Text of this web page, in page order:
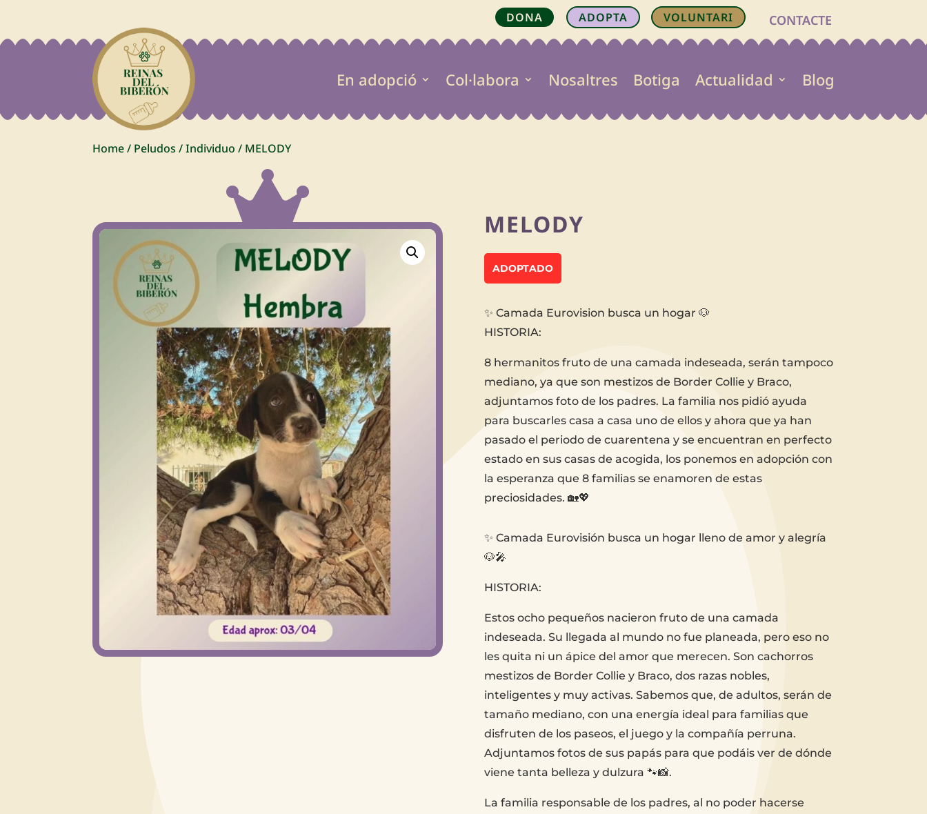
DONA ADOPTA VOLUNTARI CONTACTE
En adopció Col·labora Nosaltres Botiga Actualidad Blog
Home/ Peludos /Individuo / MELODY
 MELODY
ADOPTADO
✨ Camada Eurovision busca un hogar 🐶
HISTORIA:
8 hermanitos fruto de una camada indeseada, serán tampoco
mediano, ya que son mestizos de Border Collie y Braco,
adjuntamos foto de los padres. La familia nos pidió ayuda
para buscarles casa a casa uno de ellos y ahora que ya han
pasado el periodo de cuarentena y se encuentran en perfecto
estado en sus casas de acogida, los ponemos en adopción con
la esperanza que 8 familias se enamoren de estas
preciosidades. 🏡💖
✨ Camada Eurovisión busca un hogar lleno de amor y alegría
🐶🎤
HISTORIA:
Estos ocho pequeños nacieron fruto de una camada
indeseada. Su llegada al mundo no fue planeada, pero eso no
les quita ni un ápice del amor que merecen. Son cachorros
mestizos de Border Collie y Braco, dos razas nobles,
inteligentes y muy activas. Sabemos que, de adultos, serán de
tamaño mediano, con una energía ideal para familias que
disfruten de los paseos, el juego y la compañía perruna.
Adjuntamos fotos de sus papás para que podáis ver de dónde
viene tanta belleza y dulzura 🐾📸.
La familia responsable de los padres, al no poder hacerse